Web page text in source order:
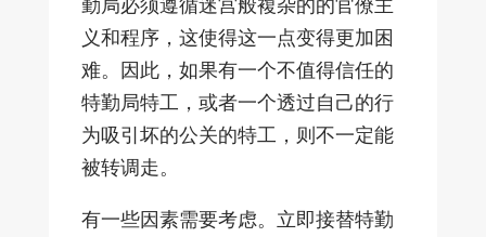
义和程序，这使得这一点变得更加困
难。因此，如果有一个不值得信任的
特勤局特工，或者一个透过自己的行
为吸引坏的公关的特工，则不一定能
被转调走。
有一些因素需要考虑。立即接替特勤